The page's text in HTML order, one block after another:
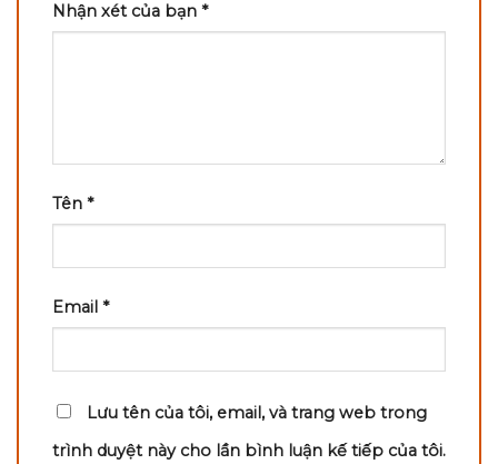
Nhận xét của bạn *
Tên *
Email *
Lưu tên của tôi, email, và trang web trong
trình duyệt này cho lần bình luận kế tiếp của tôi.